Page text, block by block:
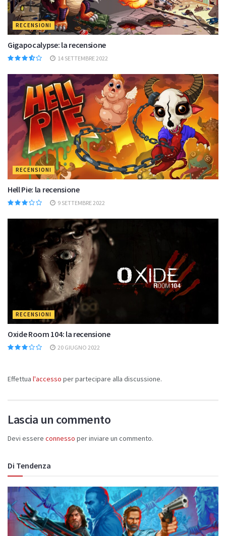
RECENSIONI
Gigapocalypse: la recensione
14 SETTEMBRE 2022
RECENSIONI
Hell Pie: la recensione
9 SETTEMBRE 2022
RECENSIONI
Oxide Room 104: la recensione
20 GIUGNO 2022
Effettua l'accesso per partecipare alla discussione.
Lascia un commento
Devi essere connesso per inviare un commento.
Di Tendenza